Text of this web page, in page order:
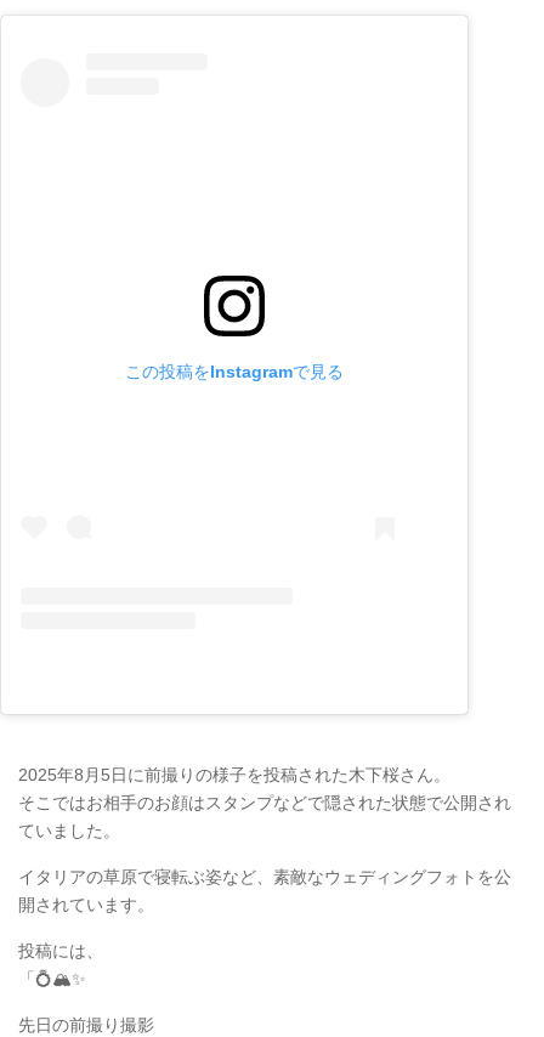
この投稿をInstagramで見る
2025年8月5日に前撮りの様子を投稿された木下桜さん。
そこではお相手のお顔はスタンプなどで隠された状態で公開され
ていました。
イタリアの草原で寝転ぶ姿など、素敵なウェディングフォトを公
開されています。
投稿には、
「💍🏔️✨
先日の前撮り撮影